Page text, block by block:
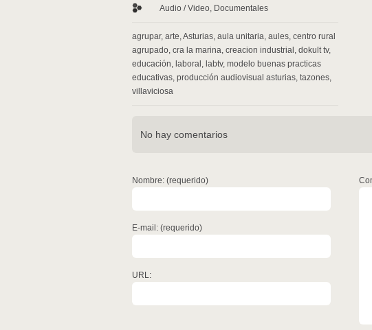
Audio / Video, Documentales
agrupar, arte,Asturias, aula unitaria, aules, centro rural
agrupado, cra la marina, creacion industrial , dokult tv,
educación, laboral , labtv, modelo buenas practicas
educativas, producción audiovisual asturias, tazones,
villaviciosa
No hay comentarios
Nombre: (requerido)
E-mail: (requerido)
URL: